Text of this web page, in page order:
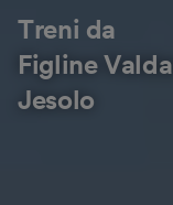
Treni da
Figline
Jesolo